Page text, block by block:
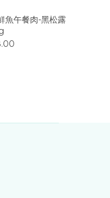
魚午餐肉-黑松露